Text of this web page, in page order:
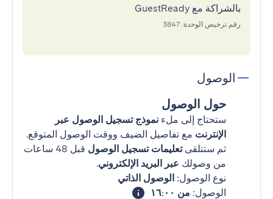
بالشراكة مع GuestReady
رقم ترخيص الوحدة: 3847
الوصول
حول الوصول
ستحتاج إلى ملء نموذج تسجيل الوصول عبر
الإنترنت مع تفاصيل الضيف ووقت الوصول المتوقع.
ثم ستتلقىتعليمات تسجيل الوصول
قبل 48 ساعات
من وصولك عبر البريد الإلكتروني.
نوع الوصول: الوصول الذاتي
الوصول: من ١٦:٠٠